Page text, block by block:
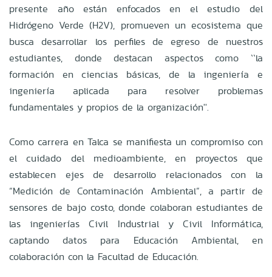
presente año están enfocados en el estudio del
Hidrógeno Verde (H2V), promueven un ecosistema que
busca desarrollar los perfiles de egreso de nuestros
estudiantes, donde destacan aspectos como ``la
formación en ciencias básicas, de la ingeniería e
ingeniería aplicada para resolver problemas
fundamentales y propios de la organización''.
Como carrera en Talca se manifiesta un compromiso con
el cuidado del medioambiente, en proyectos que
establecen ejes de desarrollo relacionados con la
“Medición de Contaminación Ambiental”, a partir de
sensores de bajo costo, donde colaboran estudiantes de
las ingenierías Civil Industrial y Civil Informática,
captando datos para Educación Ambiental, en
colaboración con la Facultad de Educación.